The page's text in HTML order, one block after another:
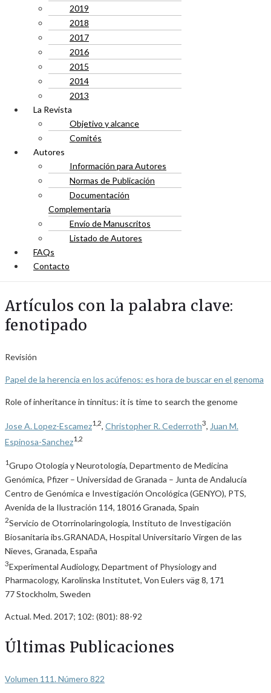
2019
2018
2017
2016
2015
2014
2013
La Revista
Objetivo y alcance
Comités
Autores
Información para Autores
Normas de Publicación
Documentación
Complementaria
Envío de Manuscritos
Listado de Autores
FAQs
Contacto
Artículos con la palabra clave:
fenotipado
Revisión
Papel de la herencia en los acúfenos: es hora de buscar en el genoma
Role of inheritance in tinnitus: it is time to search the genome
Jose A. Lopez-Escamez1,2, Christopher R. Cederroth3, Juan M.
Espinosa-Sanchez1,2
1Grupo Otología y Neurotología, Departmento de Medicina
Genómica, Pfizer – Universidad de Granada – Junta de Andalucía
Centro de Genómica e Investigación Oncológica (GENYO), PTS,
Avenida de la Ilustración 114, 18016 Granada, Spain
2Servicio de Otorrinolaringología, Instituto de Investigación
Biosanitaria ibs.GRANADA, Hospital Universitario Virgen de las
Nieves, Granada, España
3Experimental Audiology, Department of Physiology and
Pharmacology, Karolinska Institutet, Von Eulers väg 8, 171
77 Stockholm, Sweden
Actual. Med. 2017; 102: (801): 88-92
Últimas Publicaciones
Volumen 111. Número 822